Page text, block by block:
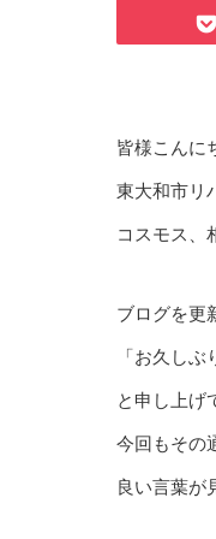
皆様こんに
東大和市リ
コスモス、
ブログを更
「お久しぶ
と申し上げ
今回もその
良い言葉が